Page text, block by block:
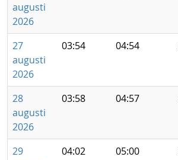
augusti
2026
27
augusti
2026
03:54 04:54
28
augusti
2026
03:58 04:57
29
04:02 05:00